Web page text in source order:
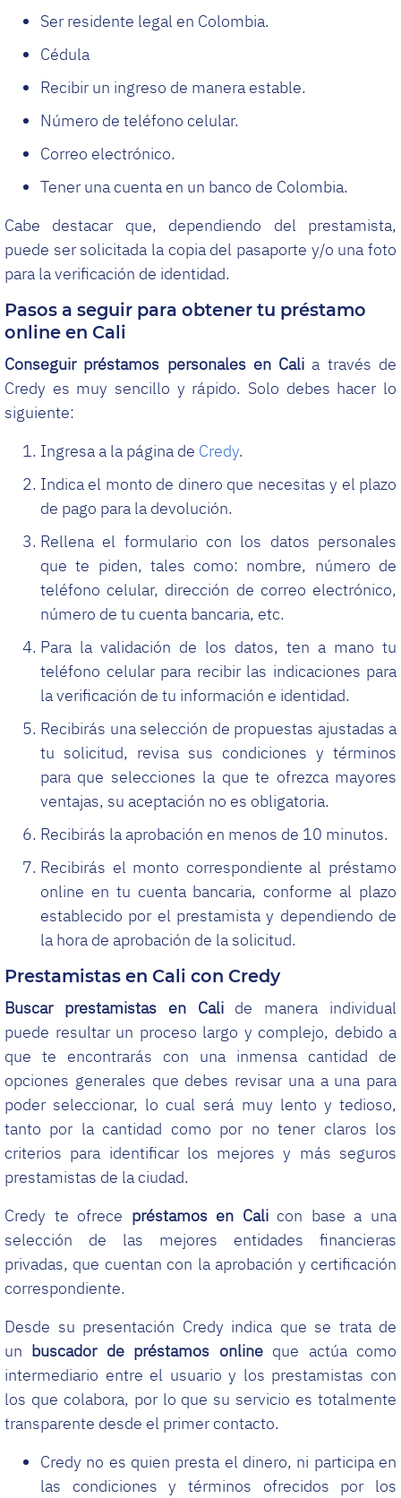
Ser residente legal en Colombia.
Cédula
Recibir un ingreso de manera estable.
Número de teléfono celular.
Correo electrónico.
Tener una cuenta en un banco de Colombia.
Cabe destacar que, dependiendo del prestamista,
puede ser solicitada la copia del pasaporte y/o una foto
para la verificación de identidad.
Pasos a seguir para obtener tu préstamo
online en Cali
Conseguir préstamos personales en Cali a través de
Credy es muy sencillo y rápido. Solo debes hacer lo
siguiente:
Ingresa a la página de Credy.
Indica el monto de dinero que necesitas y el plazo
de pago para la devolución.
Rellena el formulario con los datos personales
que te piden, tales como: nombre, número de
teléfono celular, dirección de correo electrónico,
número de tu cuenta bancaria, etc.
Para la validación de los datos, ten a mano tu
teléfono celular para recibir las indicaciones para
la verificación de tu información e identidad.
Recibirás una selección de propuestas ajustadas a
tu solicitud, revisa sus condiciones y términos
para que selecciones la que te ofrezca mayores
ventajas, su aceptación no es obligatoria.
Recibirás la aprobación en menos de 10 minutos.
Recibirás el monto correspondiente al préstamo
online en tu cuenta bancaria, conforme al plazo
establecido por el prestamista y dependiendo de
la hora de aprobación de la solicitud.
Prestamistas en Cali con Credy
Buscar prestamistas en Cali de manera individual
puede resultar un proceso largo y complejo, debido a
que te encontrarás con una inmensa cantidad de
opciones generales que debes revisar una a una para
poder seleccionar, lo cual será muy lento y tedioso,
tanto por la cantidad como por no tener claros los
criterios para identificar los mejores y más seguros
prestamistas de la ciudad.
Credy te ofrece préstamos en Cali con base a una
selección de las mejores entidades financieras
privadas, que cuentan con la aprobación y certificación
correspondiente.
Desde su presentación Credy indica que se trata de
un buscador de préstamos online que actúa como
intermediario entre el usuario y los prestamistas con
los que colabora, por lo que su servicio es totalmente
transparente desde el primer contacto.
Credy no es quien presta el dinero, ni participa en
las condiciones y términos ofrecidos por los